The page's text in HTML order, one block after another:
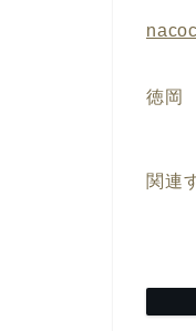
徳岡
関連